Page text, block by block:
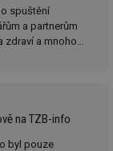
spuštění
a partnerům
zdraví a mnoho
na TZB-info
byl pouze